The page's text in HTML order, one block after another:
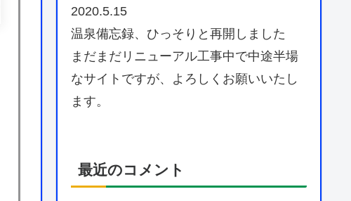
2020.5.15
温泉備忘録、ひっそりと再開しました
まだまだリニューアル工事中で中途半場
なサイトですが、よろしくお願いいたし
ます。
最近のコメント